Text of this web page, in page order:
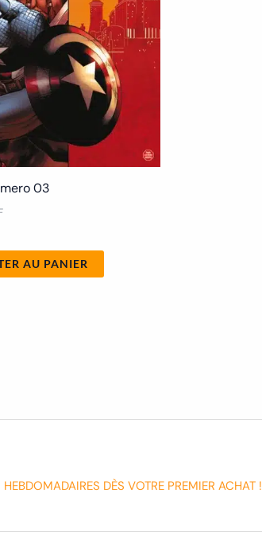
03
AU PANIER
DÈS VOTRE PREMIER ACHAT !